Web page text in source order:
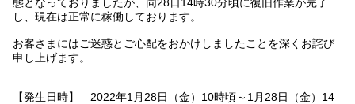
し、現在は正常に稼働しております。
お客さまにはご迷惑とご心配をおかけしましたことを深くお詫び
申し上げます。
【発生日時】 2022年1月28日（金）10時頃～1月28日（金）14